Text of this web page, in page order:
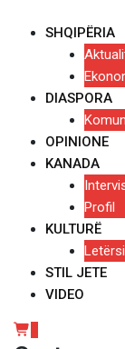
SHQIPËRIA
DIASPORA
OPINIONE
KANADA
Profil
KULTURË
Letërsi
STIL JETE
VIDEO